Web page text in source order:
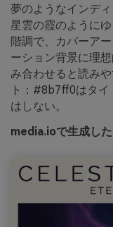
夢のようなインデ
星雲の霞のように
階調で、カバーア
ーション背景に理
み合わせると読み
ト：#8b7ff0はタイ
はしない。
media.ioで生成し